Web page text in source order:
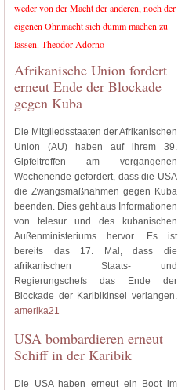
weder von der Macht der anderen, noch der
eigenen Ohnmacht sich dumm machen zu
lassen. Theodor Adorno
Afrikanische Union fordert
erneut Ende der Blockade
gegen Kuba
Die Mitgliedsstaaten der Afrikanischen
Union (AU) haben auf ihrem 39.
Gipfeltreffen am vergangenen
Wochenende gefordert, dass die USA
die Zwangsmaßnahmen gegen Kuba
beenden. Dies geht aus Informationen
von telesur und des kubanischen
Außenministeriums hervor. Es ist
bereits das 17. Mal, dass die
afrikanischen Staats- und
Regierungschefs das Ende der
Blockade der Karibikinsel verlangen.
amerika21
USA bombardieren erneut
Schiff in der Karibik
Die USA haben erneut ein Boot im